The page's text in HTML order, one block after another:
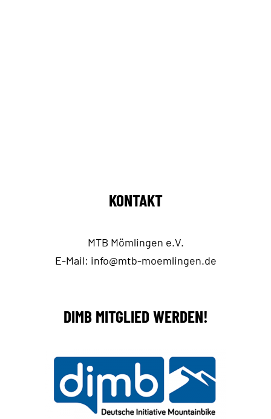
KONTAKT
MTB Mömlingen e.V.
E-Mail: info@mtb-moemlingen.de
DIMB MITGLIED WERDEN!